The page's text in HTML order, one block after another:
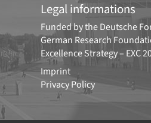
Legal informations
Funded by theDeutsche
German Research
Excellence Strategy – EXC
Imprint
Privacy Policy